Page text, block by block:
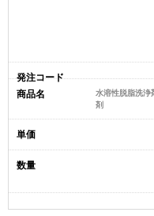
水溶性脱脂洗浄
剤